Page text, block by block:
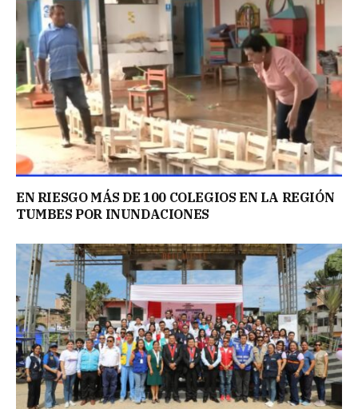
EN RIESGO MÁS DE 100 COLEGIOS EN LA REGIÓN
TUMBES POR INUNDACIONES